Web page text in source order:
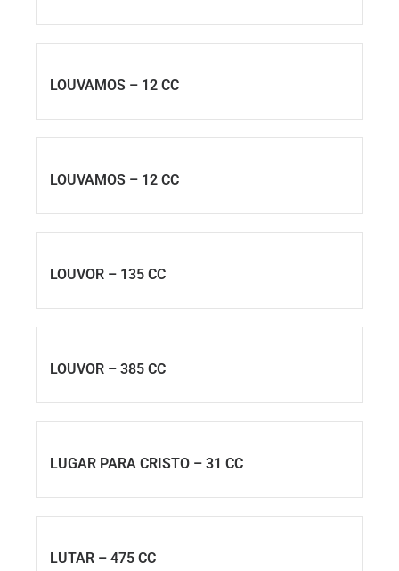
LOUVAMOS – 12 CC
LOUVAMOS – 12 CC
LOUVOR – 135 CC
LOUVOR – 385 CC
LUGAR PARA CRISTO – 31 CC
LUTAR – 475 CC